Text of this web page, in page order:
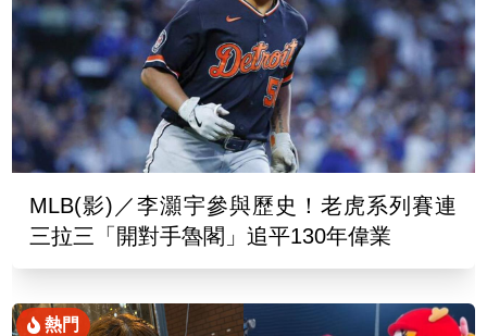
MLB(影)／李灝宇參與歷史！老虎系列賽連
三拉三「開對手魯閣」追平130年偉業
熱門